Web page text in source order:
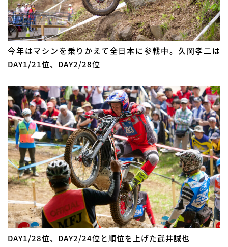
今年はマシンを乗りかえて全日本に参戦中。久岡孝二は
DAY1/21位、DAY2/28位
DAY1/28位、DAY2/24位と順位を上げた武井誠也